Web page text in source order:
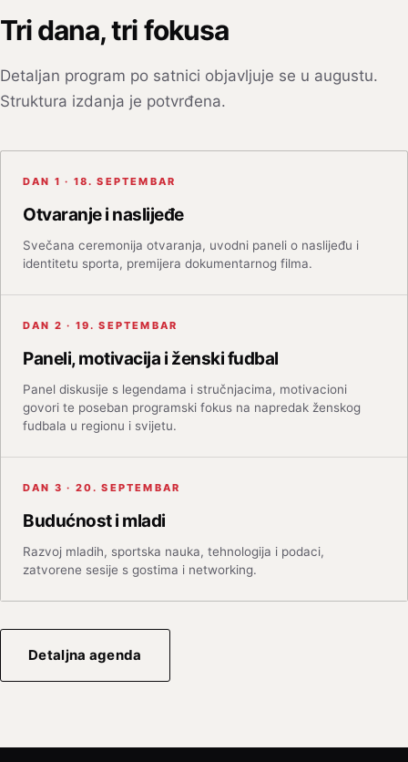
Tri dana, tri fokusa
Detaljan program po satnici objavljuje se u augustu.
Struktura izdanja je potvrđena.
DAN 1 · 18. SEPTEMBAR
Otvaranje i naslijeđe
Svečana ceremonija otvaranja, uvodni paneli o naslijeđu i
identitetu sporta, premijera dokumentarnog filma.
DAN 2 · 19. SEPTEMBAR
Paneli, motivacija i ženski fudbal
Panel diskusije s legendama i stručnjacima, motivacioni
govori te poseban programski fokus na napredak ženskog
fudbala u regionu i svijetu.
DAN 3 · 20. SEPTEMBAR
Budućnost i mladi
Razvoj mladih, sportska nauka, tehnologija i podaci,
zatvorene sesije s gostima i networking.
Detaljna agenda